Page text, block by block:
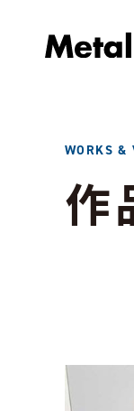
作
WORKS &